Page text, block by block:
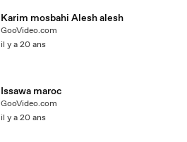
Karim mosbahi Alesh alesh
GooVideo.com
il y a 20 ans
Issawa maroc
GooVideo.com
il y a 20 ans